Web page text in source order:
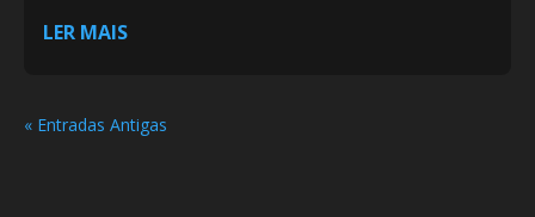
LER MAIS
« Entradas Antigas